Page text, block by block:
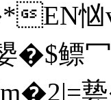
EN忷
�$鳔
兿